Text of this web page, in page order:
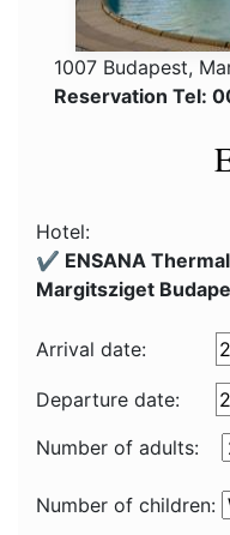
1007 Budapest,
Reservation Tel:
Hotel:
✔️ ENSANA
Margitsziget
Arrival date:
Departure date:
Number of adults:
Number of children: